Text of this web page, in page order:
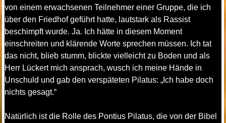
von einem erwachsenen Teilnehmer einer Gruppe, die ich
über den Friedhof geführt hatte, lautstark als Rassist
beschimpft wurde. Ja. Ich hätte in diesem Moment
einschreiten und klärende Worte sprechen müssen. Ich tat
das nicht, blieb stumm, blickte vielleicht zu Boden und als
Herr Lückert mich ansprach, wusch ich meine Hände in
Unschuld und gab den verspäteten Pilatus: „Ich habe doch
nichts gesagt.“
Natürlich ist die Rolle des Pontius Pilatus, die von der Bibel